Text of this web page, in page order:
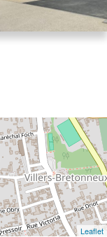
Leaflet